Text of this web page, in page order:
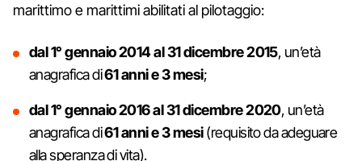
marittimo e marittimi abilitati al pilotaggio:
dal 1° gennaio 2014 al 31 dicembre 2015, un’età
anagrafica di61 anni e 3 mesi;
dal 1° gennaio 2016 al 31 dicembre 2020, un’età
anagrafica di61 anni e 3 mesi(requisito da adeguare
alla speranza di vita).